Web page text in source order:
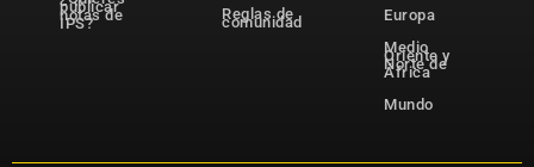
publicar
notas de
IPS?
Reglas de
comunidad
Europa
Medio
Oriente y
Norte de
África
Mundo